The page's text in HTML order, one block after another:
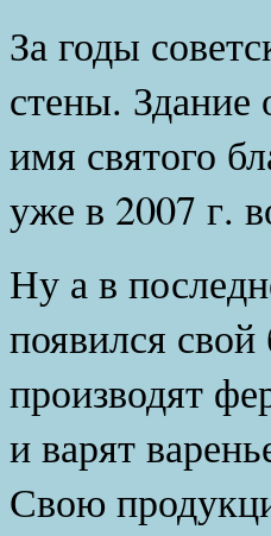
За годы
стены. Здание
имя святого
уже в 2007 г.
Ну а в
появился
производят
и варят
Свою